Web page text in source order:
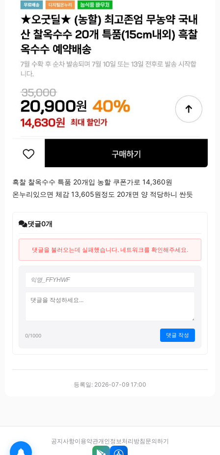
흑찰 찰옥수수 특품 20개입 농할 쿠폰가로 14,360원
온누리있으면 체감 13,605원정도 20개면 양 적당하니 싼듯
댓글0개
댓글을 불러오는데 실패했습니다. 네트워크를 확인해주세요.
0/1000 댓글 작성
등록일: 2026-07-09 17:00
공지사항이용약관개인정보처리방침 문의하기